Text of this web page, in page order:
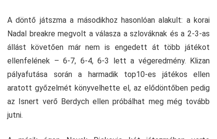
A döntő játszma a másodikhoz hasonlóan alakult: a korai
Nadal breakre megvolt a válasza a szlováknak és a 2-3-as
állást követően már nem is engedett át több játékot
ellenfelének – 6-7, 6-4, 6-3 lett a végeredmény. Klizan
pályafutása során a harmadik top10-es játékos ellen
aratott győzelmét könyvelhette el, az elődöntőben pedig
az Isnert verő Berdych ellen próbálhat meg még tovább
jutni.